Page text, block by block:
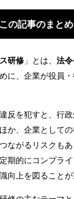
この記事のまとめ
研修 」とは、 法
に、企業が役員
反を犯すと、行
か、企業として
ながるリスクも
期的にコンプラ
向上を図ることが